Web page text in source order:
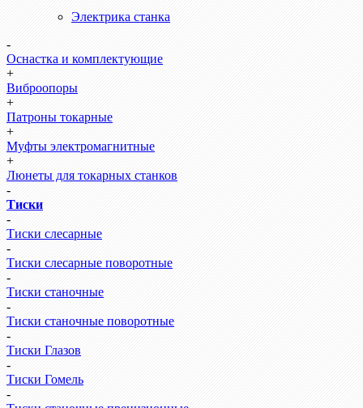
Электрика станка
-
Оснастка и комплектующие
+
Виброопоры
+
Патроны токарные
+
Муфты электромагнитные
+
Люнеты для токарных станков
-
Тиски
-
Тиски слесарные
-
Тиски слесарные поворотные
-
Тиски станочные
-
Тиски станочные поворотные
-
Тиски Глазов
-
Тиски Гомель
-